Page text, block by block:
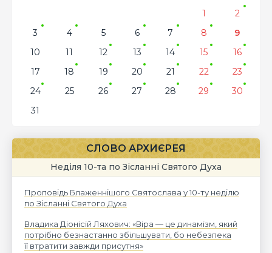
1
2
3
4 5 6 7 8
9
10
11 12 13 14 15
16
17
18 19 20 21 22
23
24
25 26 27 28 29
30
31
СЛОВО АРХИЄРЕЯ
Неділя 10-та по Зісланні Святого Духа
Проповідь Блаженнішого Святослава у 10-ту неділю
по Зісланні Святого Духа
Владика Діонісій Ляхович: «Віра — це динамізм, який
потрібно безнастанно збільшувати, бо небезпека
її втратити завжди присутня»